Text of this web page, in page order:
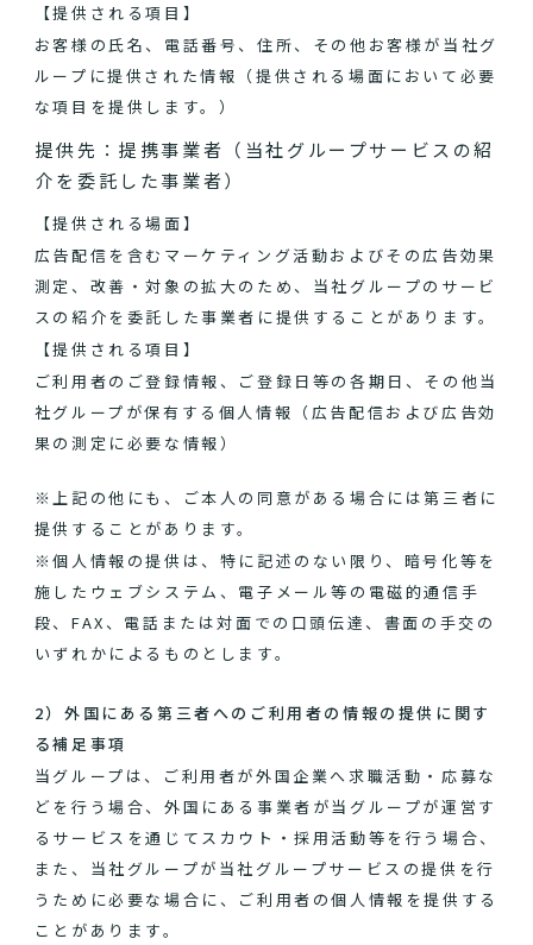
【提供される項目】
お客様の氏名、電話番号、住所、その他お客様が当社グ
ループに提供された情報（提供される場面において必要
な項目を提供します。）
提供先：提携事業者（当社グループサービスの紹
介を委託した事業者）
【提供される場面】
広告配信を含むマーケティング活動およびその広告効果
測定、改善・対象の拡大のため、当社グループのサービ
スの紹介を委託した事業者に提供することがあります。
【提供される項目】
ご利用者のご登録情報、ご登録日等の各期日、その他当
社グループが保有する個人情報（広告配信および広告効
果の測定に必要な情報）
※上記の他にも、ご本人の同意がある場合には第三者に
提供することがあります。
※個人情報の提供は、特に記述のない限り、暗号化等を
施したウェブシステム、電子メール等の電磁的通信手
段、FAX、電話または対面での口頭伝達、書面の手交の
いずれかによるものとします。
2）外国にある第三者へのご利用者の情報の提供に関す
る補足事項
当グループは、ご利用者が外国企業へ求職活動・応募な
どを行う場合、外国にある事業者が当グループが運営す
るサービスを通じてスカウト・採用活動等を行う場合、
また、当社グループが当社グループサービスの提供を行
うために必要な場合に、ご利用者の個人情報を提供する
ことがあります。